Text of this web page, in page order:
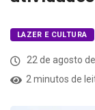
LAZER E CULTURA
22 de agosto
2 minutos de